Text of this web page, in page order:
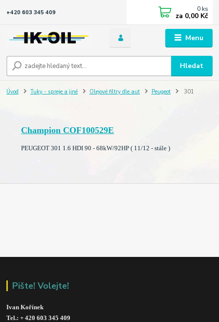
Menu
Hledat
+420 603 345 409 0 ks
za 0,00 Kč
Úvod Tuky - spreje a jiné Olejové filtry dle aut Peugeot 301
Champion COF100529E
PEUGEOT 301 1.6 HDI 90 - 68kW/92HP ( 11/12 - stále )
Pište! Volejte!
Ivan Kořínek
Tel.: + 420 603 345 409